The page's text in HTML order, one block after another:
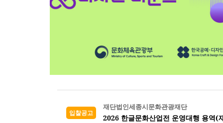
입찰공고
재단법인세종시문화관광재단
2026 한글문화산업전 운영대행 용역(